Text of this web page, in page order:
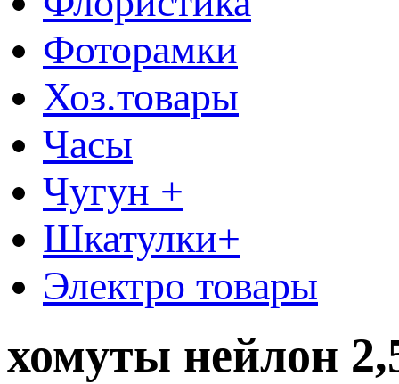
Фоторамки
Хоз.товары
Часы
Чугун +
Шкатулки+
Электро товары
хомуты нейлон